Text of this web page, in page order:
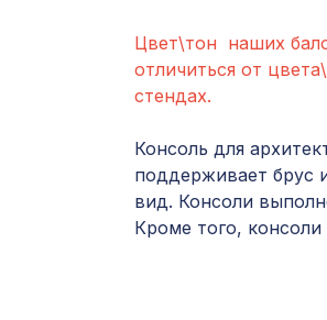
Цвет\тон наших
отличиться от
стендах.
Консоль для
поддерживает брус
вид. Консоли
Кроме того,